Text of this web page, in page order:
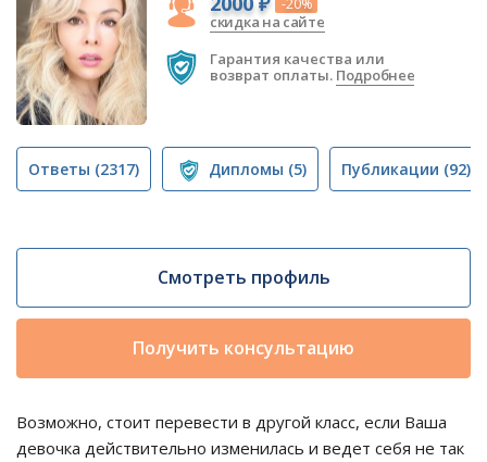
-20%
скидка на сайте
Гарантия качества или
возврат оплаты. Подробнее
Ответы (2317) Дипломы (5) Публикации (92)
Смотреть профиль
Получить консультацию
Возможно, стоит перевести в другой класс, если Ваша
девочка действительно изменилась и ведет себя не так